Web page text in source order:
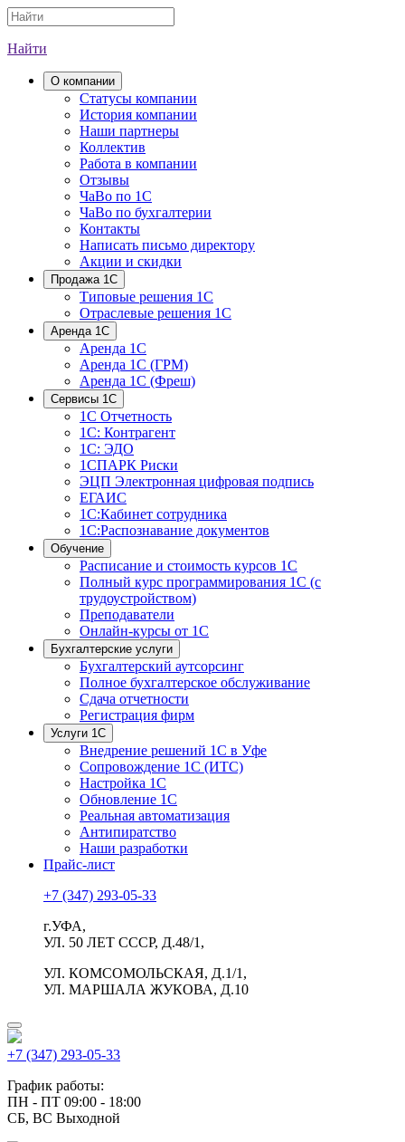
Найти
О компании
Cтатусы компании
История компании
Наши партнеры
Коллектив
Работа в компании
Отзывы
ЧаВо по 1С
ЧаВо по бухгалтерии
Контакты
Написать письмо директору
Акции и скидки
Продажа 1С
Типовые решения 1С
Отраслевые решения 1С
Аренда 1С
Аренда 1С
Аренда 1С (ГРМ)
Аренда 1С (Фреш)
Сервисы 1С
1С Отчетность
1С: Контрагент
1С: ЭДО
1СПАРК Риски
ЭЦП Электронная цифровая подпись
ЕГАИС
1С:Кабинет сотрудника
1С:Распознавание документов
Обучение
Расписание и стоимость курсов 1С
Полный курс программирования 1С (с
трудоустройством)
Преподаватели
Онлайн-курсы от 1С
Бухгалтерские услуги
Бухгалтерский аутсорсинг
Полное бухгалтерское обслуживание
Сдача отчетности
Регистрация фирм
Услуги 1С
Внедрение решений 1С в Уфе
Сопровождение 1С (ИТС)
Настройка 1С
Обновление 1С
Реальная автоматизация
Антипиратство
Наши разработки
Прайс-лист
+7 (347) 293-05-33
г.УФА,
УЛ. 50 ЛЕТ СССР, Д.48/1,
УЛ. КОМСОМОЛЬСКАЯ, Д.1/1,
УЛ. МАРШАЛА ЖУКОВА, Д.10
+7 (347) 293-05-33
График работы:
ПН - ПТ 09:00 - 18:00
СБ, ВС Выходной